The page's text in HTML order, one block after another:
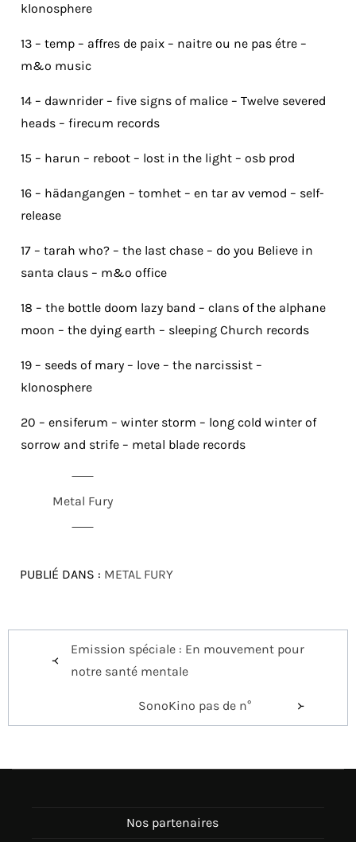
klonosphere
13 – temp – affres de paix – naitre ou ne pas étre –
m&o music
14 – dawnrider – five signs of malice – Twelve severed
heads – firecum records
15 – harun – reboot – lost in the light – osb prod
16 – hädangangen – tomhet – en tar av vemod – self-
release
17 – tarah who? – the last chase – do you Believe in
santa claus – m&o office
18 – the bottle doom lazy band – clans of the alphane
moon – the dying earth – sleeping Church records
19 – seeds of mary – love – the narcissist –
klonosphere
20 – ensiferum – winter storm – long cold winter of
sorrow and strife – metal blade records
Metal Fury
PUBLIÉ DANS : METAL FURY
NavigationEmission spéciale : En mouvement pour
notre santé mentale
SonoKino pas de n°
Nos partenaires